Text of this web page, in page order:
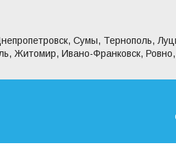
Сумы, Тернополь,
Житомир, Ивано-Франковск,